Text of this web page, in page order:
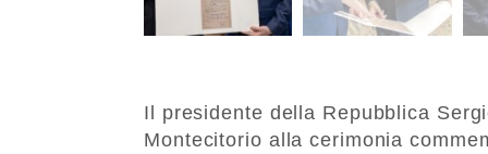
Il presidente della Repubblica
Montecitorio alla cerimonia